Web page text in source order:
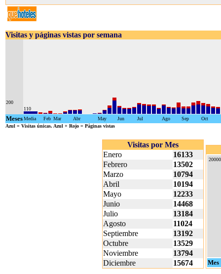
Visitas y páginas vistas por semana
200
110
MesesMedia Feb Mar Abr May Jun Jul Ago Sep
Oct
Azul = Visitas únicas. Azul + Rojo = Páginas vistas
Visitas por Mes
Enero
16133
Febrero
13502
Marzo
10794
Abril
10194
Mayo
12233
Junio
14468
Julio
13184
Agosto
11024
Septiembre
13192
Octubre
13529
Noviembre
13794
Diciembre
15674
20000
Mes